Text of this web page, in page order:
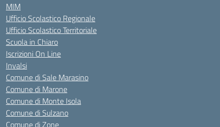
MIM
Ufficio Scolastico Regionale
Ufficio Scolastico Territoriale
Scuola in Chiaro
Iscrizioni On Line
Invalsi
Comune di Sale Marasino
Comune di Marone
Comune di Monte Isola
Comune di Sulzano
Comune di Zone